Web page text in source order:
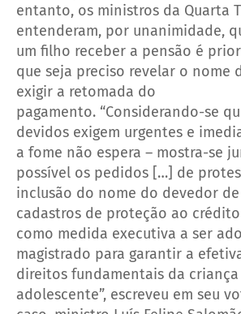
entanto, os ministros da Quarta
entenderam, por unanimidade,
um filho receber a pensão é
que seja preciso revelar o nome
exigir a retomada do
pagamento. “Considerando-se
devidos exigem urgentes e
a fome não espera – mostra-se
possível os pedidos […] de
inclusão do nome do devedor
cadastros de proteção ao crédito
como medida executiva a ser
magistrado para garantir a
direitos fundamentais da
adolescente”, escreveu em seu